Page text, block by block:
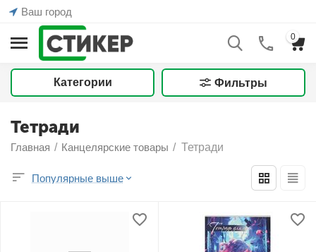
Ваш город
0
Категории Фильтры
Тетради
Главная / Канцелярские товары / Тетради
Популярные выше